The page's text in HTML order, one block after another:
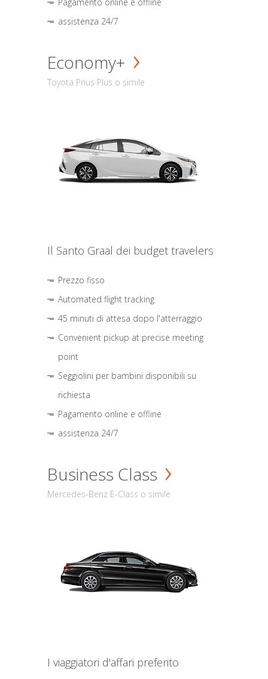
assistenza 24/7
Economy+
Toyota Prius Plus o simile
Il Santo Graal dei budget travelers
Prezzo fisso
Automated flight tracking
45 minuti di attesa dopo l'atterraggio
Convenient pickup at precise meeting
point
Seggiolini per bambini disponibili su
richiesta
Pagamento online e offline
assistenza 24/7
Business Class
Mercedes-Benz E-Class o simile
I viaggiatori d'affari preferito